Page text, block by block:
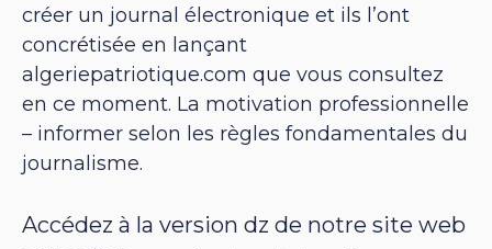
créer un journal électronique et ils l’ont
concrétisée en lançant
algeriepatriotique.com que vous consultez
en ce moment. La motivation professionnelle
– informer selon les règles fondamentales du
journalisme.
Accédez à la version dz de notre site web